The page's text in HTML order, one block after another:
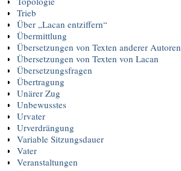
Trieb
Über „Lacan entziffern“
Übermittlung
Übersetzungen von Texten anderer Autoren
Übersetzungen von Texten von Lacan
Übersetzungsfragen
Übertragung
Unärer Zug
Unbewusstes
Urvater
Urverdrängung
Variable Sitzungsdauer
Vater
Veranstaltungen